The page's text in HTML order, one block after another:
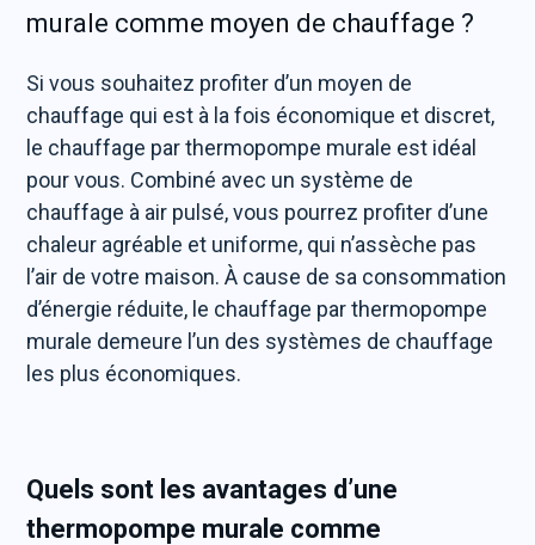
murale comme moyen de chauffage ?
Si vous souhaitez profiter d’un moyen de
chauffage qui est à la fois économique et discret,
le chauffage par thermopompe murale est idéal
pour vous. Combiné avec un système de
chauffage à air pulsé, vous pourrez profiter d’une
chaleur agréable et uniforme, qui n’assèche pas
l’air de votre maison. À cause de sa consommation
d’énergie réduite, le chauffage par thermopompe
murale demeure l’un des systèmes de chauffage
les plus économiques.
Quels sont les avantages d’une
thermopompe murale comme